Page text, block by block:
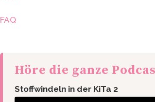
FAQ
Höre die ganze
Stoffwindeln in der KiTa 2